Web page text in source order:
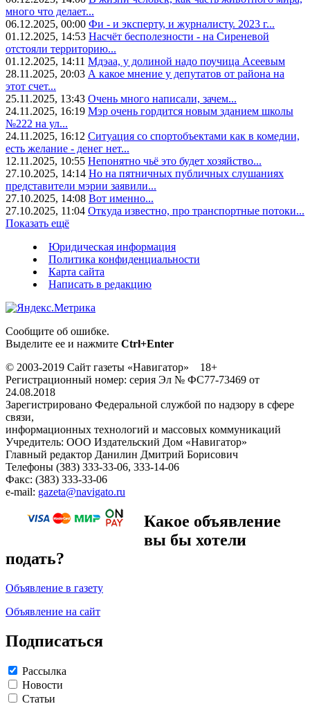
много что делает...
06.12.2025, 00:00 Фи - и эксперту, и журналисту. 2023 г...
01.12.2025, 14:53 Насчёт бесполезности - на Сиреневой
отстояли территорию...
01.12.2025, 14:11 Мдэаа, у долиной надо поучица Асеевым
28.11.2025, 20:03 А какое мнение у депутатов от района на
этот счет...
25.11.2025, 13:43 Очень много написали, зачем...
24.11.2025, 16:19 Мэр очень гордится новым зданием школы
№222 на ул...
24.11.2025, 16:12 Ситуация со спортобъектами как в комедии,
есть желание - денег нет...
12.11.2025, 10:55 Непонятно чьё это будет хозяйство...
27.10.2025, 14:14 Но на пятничных публичных слушаниях
представители мэрии заявили...
27.10.2025, 14:08 Вот именно...
27.10.2025, 11:04 Откуда известно, про транспортные потоки...
Показать ещё
Юридическая информация
Политика конфиденциальности
Карта сайта
Написать в редакцию
Сообщите об ошибке.
Выделите ее и нажмите Ctrl+Enter
© 2003-2019 Сайт газеты «Навигатор» 18+
Регистрационный номер: серия Эл № ФС77-73469 от
24.08.2018
Зарегистрировано Федеральной службой по надзору в сфере
связи,
информационных технологий и массовых коммуникаций
Учредитель: ООО Издательский Дом «Навигатор»
Главный редактор Данилин Дмитрий Борисович
Телефоны (383) 333-33-06, 333-14-06
Факс: (383) 333-33-06
e-mail: gazeta@navigato.ru
Какое объявление
вы бы хотели
подать?
Объявление в газету
Объявление на сайт
Подписаться
Рассылка
Новости
Статьи